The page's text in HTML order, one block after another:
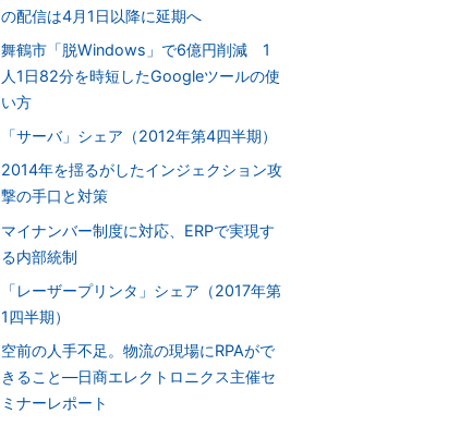
の配信は4月1日以降に延期へ
舞鶴市「脱Windows」で6億円削減 1
人1日82分を時短したGoogleツールの使
い方
「サーバ」シェア（2012年第4四半期）
2014年を揺るがしたインジェクション攻
撃の手口と対策
マイナンバー制度に対応、ERPで実現す
る内部統制
「レーザープリンタ」シェア（2017年第
1四半期）
空前の人手不足。物流の現場にRPAがで
きること―日商エレクトロニクス主催セ
ミナーレポート